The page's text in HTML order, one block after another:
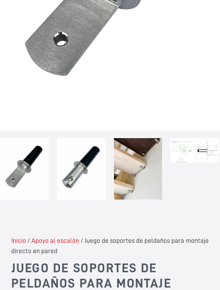
Inicio / Apoyo al escalón / Juego de soportes de peldaños para montaje
directo en pared
JUEGO DE SOPORTES DE
PELDAÑOS PARA MONTAJE